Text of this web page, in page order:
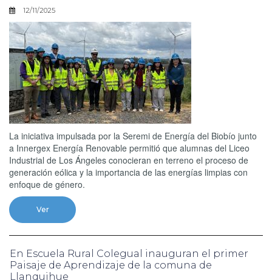
12/11/2025
La iniciativa impulsada por la Seremi de Energía del Biobío junto
a Innergex Energía Renovable permitió que alumnas del Liceo
Industrial de Los Ángeles conocieran en terreno el proceso de
generación eólica y la importancia de las energías limpias con
enfoque de género.
Ver
En Escuela Rural Colegual inauguran el primer
Paisaje de Aprendizaje de la comuna de
Llanquihue